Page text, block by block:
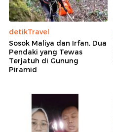
detikTravel
Sosok Maliya dan Irfan, Dua
Pendaki yang Tewas
Terjatuh di Gunung
Piramid